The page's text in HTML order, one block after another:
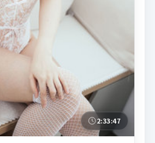
2:33:47